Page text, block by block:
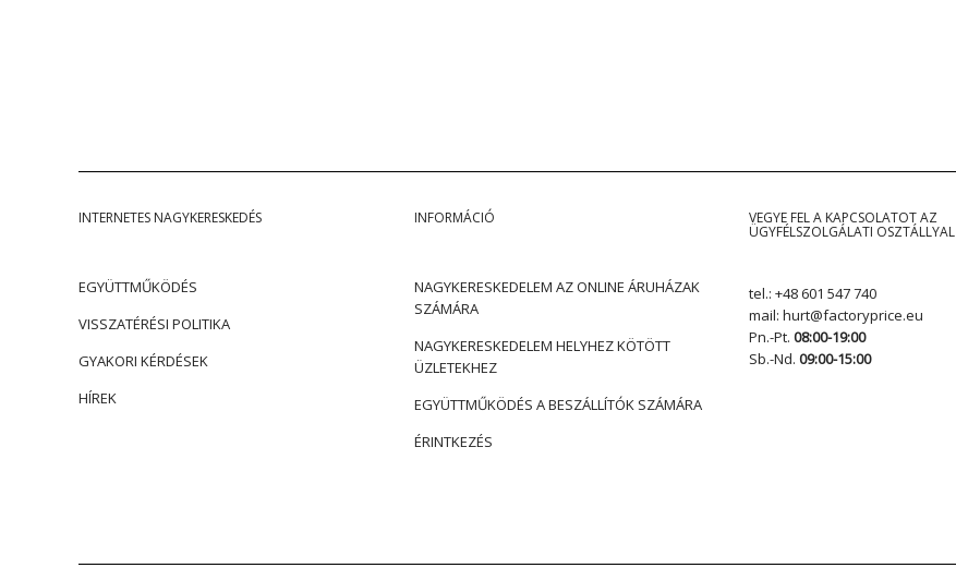
INTERNETES NAGYKERESKEDÉS
EGYÜTTMŰKÖDÉS
VISSZATÉRÉSI POLITIKA
GYAKORI KÉRDÉSEK
HÍREK
INFORMÁCIÓ
NAGYKERESKEDELEM AZ ONLINE ÁRUHÁZAK
SZÁMÁRA
NAGYKERESKEDELEM HELYHEZ KÖTÖTT
ÜZLETEKHEZ
EGYÜTTMŰKÖDÉS A BESZÁLLÍTÓK SZÁMÁRA
ÉRINTKEZÉS
VEGYE FEL A KAPCSOLATOT AZ
ÜGYFÉLSZOLGÁLATI OSZTÁLLYAL
tel.: +48 601 547 740
mail: hurt@factoryprice.eu
Pn.-Pt. 08:00-19:00
Sb.-Nd. 09:00-15:00